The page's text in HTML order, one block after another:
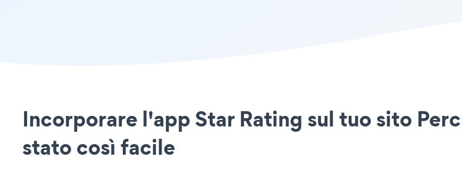
Incorporare l'app Star Rating sul tuo sito
stato così facile